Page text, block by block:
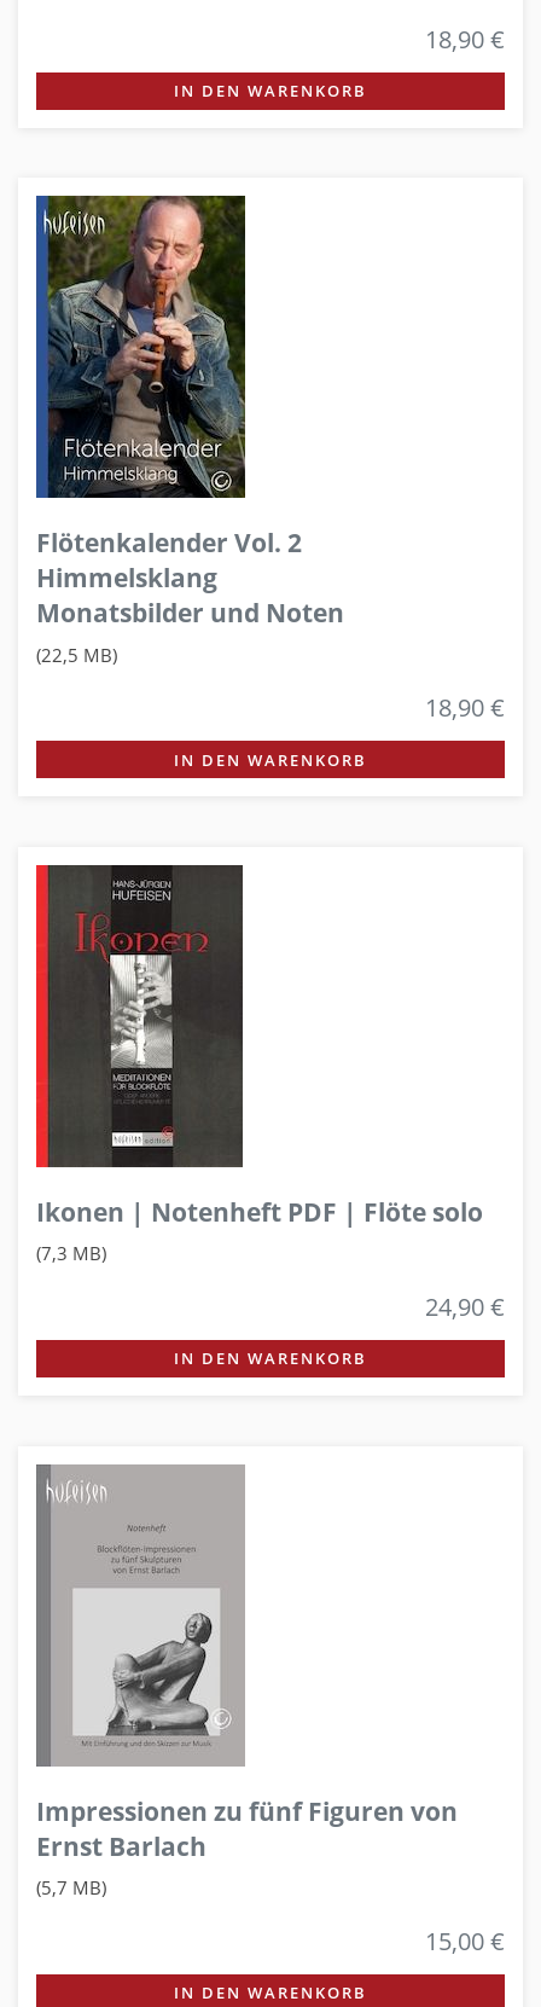
18,90 €
IN DEN WARENKORB
Flötenkalender Vol. 2
Himmelsklang
Monatsbilder und Noten
(22,5 MB)
18,90 €
IN DEN WARENKORB
Ikonen | Notenheft PDF | Flöte solo
(7,3 MB)
24,90 €
IN DEN WARENKORB
Impressionen zu fünf Figuren von
Ernst Barlach
(5,7 MB)
15,00 €
IN DEN WARENKORB